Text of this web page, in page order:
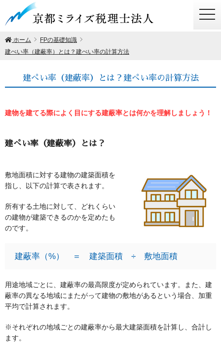
ホーム
FPの基礎知識
建ぺい率（建蔽率）とは？建ぺい率の計算方法
建ぺい率（建蔽率）とは？建ぺい率の計算方法
建物を建てる際によく目にする建蔽率とは何かを理解しましょう！
建ぺい率（建蔽率）とは？
敷地面積に対する建物の建築面積を
指し、以下の計算で表されます。
所有する土地に対して、どれくらい
の建物が建築できるのかを定めたも
のです。
建蔽率（%） ＝ 建築面積 ÷ 敷地面積
用途地域ごとに、建蔽率の最高限度が定められています。また、建
蔽率の異なる地域にまたがって建物の敷地があるという場合、加重
平均で計算されます。
※それぞれの地域ごとの建蔽率から最大建築面積を計算し、合計し
ます。